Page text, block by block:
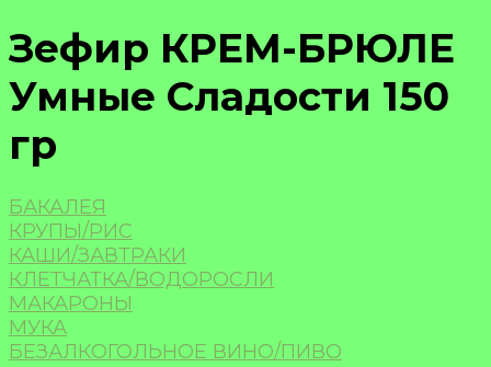
Зефир КРЕМ-БРЮЛЕ
Умные Сладости 150
гр
БАКАЛЕЯ
КРУПЫ/РИС
КАШИ/ЗАВТРАКИ
КЛЕТЧАТКА/ВОДОРОСЛИ
МАКАРОНЫ
МУКА
БЕЗАЛКОГОЛЬНОЕ ВИНО/ПИВО